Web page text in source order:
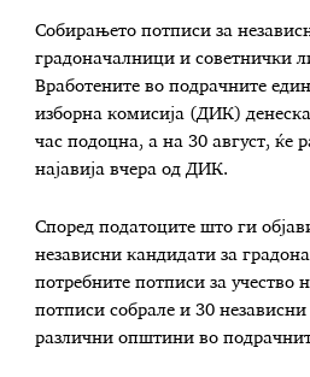
Собирањето потписи за
градоначалници и советнички
Вработените во подрачните
изборна комисија (ДИК)
час подоцна, а на 30 август, ќе
најавија вчера од ДИК.
Според податоците што ги
независни кандидати за
потребните потписи за учество
потписи собрале и 30
различни општини во